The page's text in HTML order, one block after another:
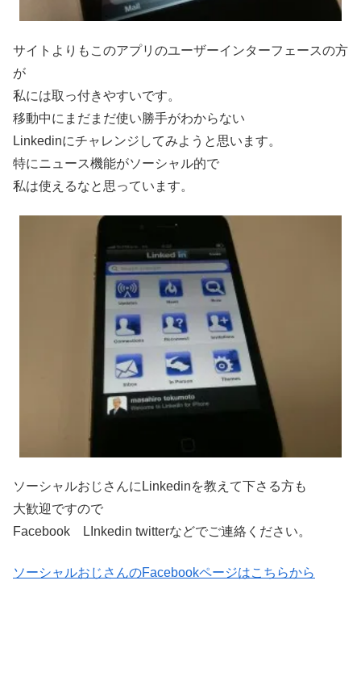
サイトよりもこのアプリのユーザーインターフェースの方
が
私には取っ付きやすいです。
移動中にまだまだ使い勝手がわからない
Linkedinにチャレンジしてみようと思います。
特にニュース機能がソーシャル的で
私は使えるなと思っています。
ソーシャルおじさんにLinkedinを教えて下さる方も
大歓迎ですので
Facebook LInkedin twitterなどでご連絡ください。
ソーシャルおじさんのFacebookページはこちらから